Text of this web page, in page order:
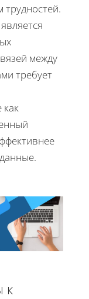
трудностей.
между
требует
как
к